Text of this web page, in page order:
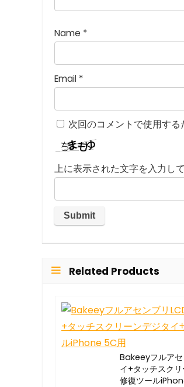
Name *
Email *
次回のコメントで使用する
上に表示された文字を入力して
Related Products
Bakeeyフルアセ
イ+タッチスク
修復ツール